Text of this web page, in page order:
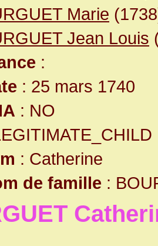
Marie
Jean Louis
:
: 25 mars 1740
: NO
: Catherine
de famille :